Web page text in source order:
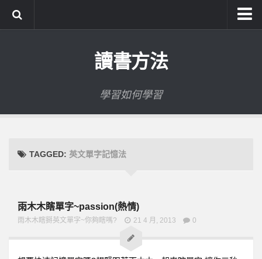
讀書方法
學習如何學習
TAGGED: 英文單字記憶法
雨木木瞎單字~passion(熱情)
雨木木瞎掰英文單字~你夠瞎嗎? 21 4 月, 2013 0